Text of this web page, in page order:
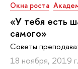
Окна роста
«У тебя есть
самого»
Советы
18 ноября, 2019 г.